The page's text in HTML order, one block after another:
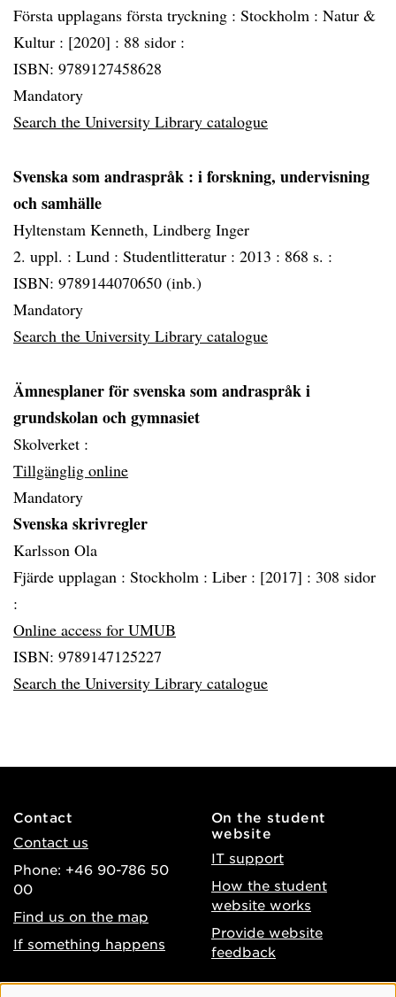
Första upplagans första tryckning : Stockholm : Natur &
Kultur : [2020] : 88 sidor :
ISBN: 9789127458628
Mandatory
Search the University Library catalogue
Svenska som andraspråk : i forskning, undervisning
och samhälle
Hyltenstam Kenneth, Lindberg Inger
2. uppl. : Lund : Studentlitteratur : 2013 : 868 s. :
ISBN: 9789144070650 (inb.)
Mandatory
Search the University Library catalogue
Ämnesplaner för svenska som andraspråk i
grundskolan och gymnasiet
Skolverket :
Tillgänglig online
Mandatory
Svenska skrivregler
Karlsson Ola
Fjärde upplagan : Stockholm : Liber : [2017] : 308 sidor
:
Online access for UMUB
ISBN: 9789147125227
Search the University Library catalogue
Contact
Contact us
Phone: +46 90-786 50
00
Find us on the map
If something happens
On the student
website
IT support
How the student
website works
Provide website
feedback